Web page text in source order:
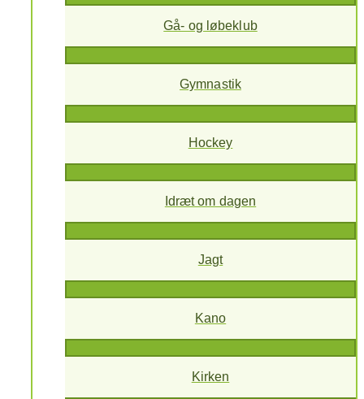
Gå- og løbeklub
Gymnastik
Hockey
Idræt om dagen
Jagt
Kano
Kirken